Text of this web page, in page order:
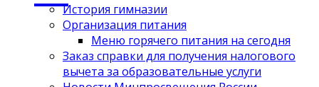
История гимназии
Организация питания
Меню горячего питания на сегодня
Заказ справки для получения налогового
вычета за образовательные услуги